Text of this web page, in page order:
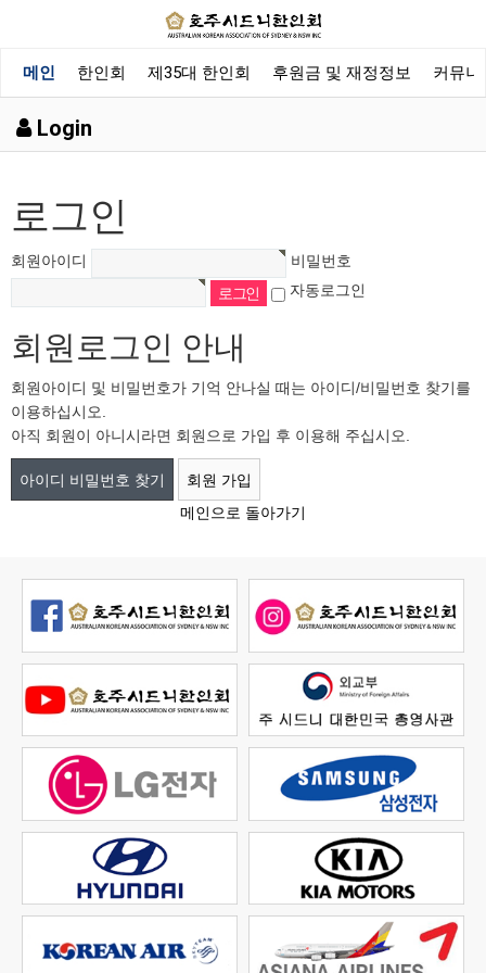
메인 한인회 제35대 한인회 후원금 및 재정정보 커뮤니
Login
로그인
회원아이디
비밀번호
자동로그인
회원로그인 안내
회원아이디 및 비밀번호가 기억 안나실 때는 아이디/비밀번호 찾기를
이용하십시오.
아직 회원이 아니시라면 회원으로 가입 후 이용해 주십시오.
아이디 비밀번호 찾기
회원 가입
메인으로 돌아가기